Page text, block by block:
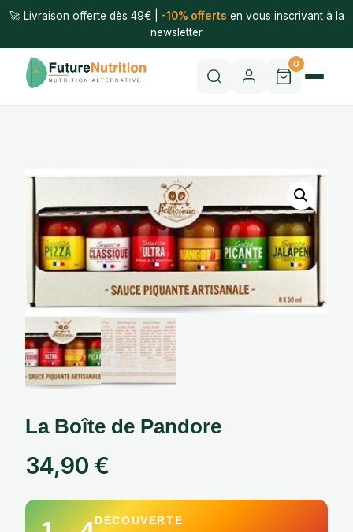
🚀 Livraison offerte dès 49€ | -10% offerts en vous inscrivant à la
newsletter
0
La Boîte de Pandore
34,90 €
DÉCOUVERTE